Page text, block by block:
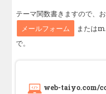
テーマ関数書きますので、
メールフォーム
または
で。
web-taiyo.com/